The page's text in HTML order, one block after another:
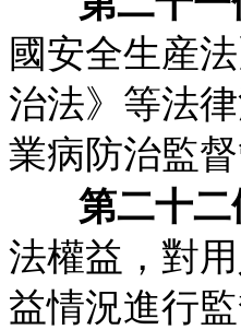
國安全生産
治法》等法
業病防治監
第二十二
法權益，對
益情況進行